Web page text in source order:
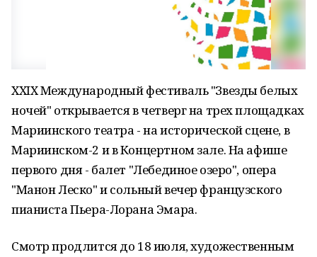
XXIX Международный фестиваль "Звезды белых
ночей" открывается в четверг на трех площадках
Мариинского театра - на исторической сцене, в
Мариинском-2 и в Концертном зале. На афише
первого дня - балет "Лебединое озеро", опера
"Манон Леско" и сольный вечер французского
пианиста Пьера-Лорана Эмара.
Смотр продлится до 18 июля, художественным